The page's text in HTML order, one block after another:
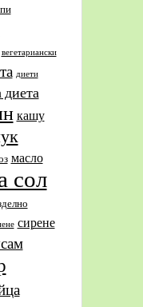
вегетариански
диети
диета
кашу
масло
сол
сирене